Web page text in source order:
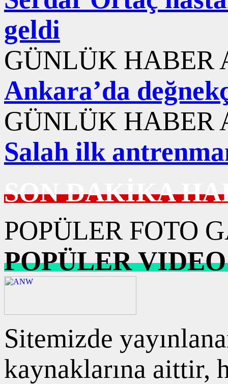
geldi
GÜNLÜK HABER
Ankara’da
GÜNLÜK HABER
Salah ilk
SON DAKİKA
POPÜLER FOTO
POPÜLER
Sitemizde
kaynaklarına aittir,